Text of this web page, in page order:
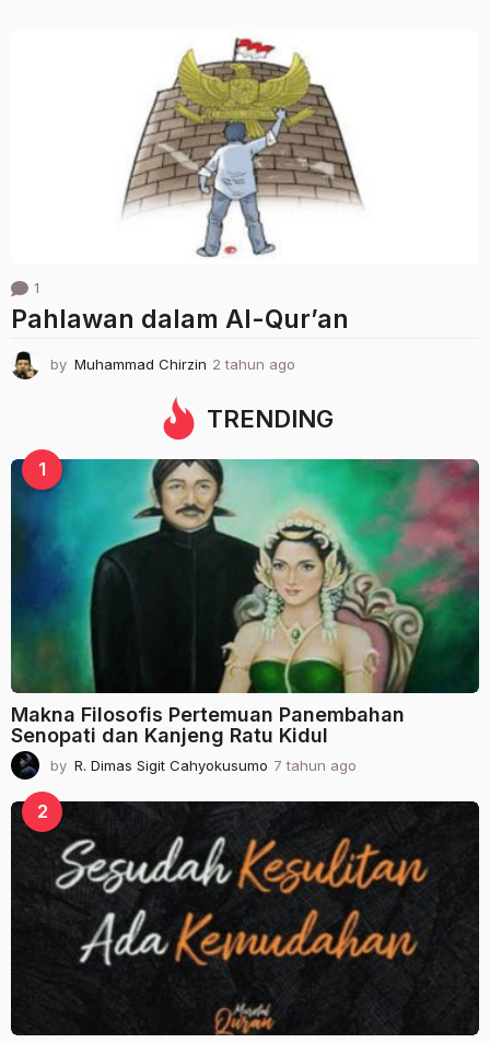
u
n
a
g
o
1
Pahlawan dalam Al-Qur’an
by Muhammad Chirzin 2 tahun ago
h
a
g
o
TRENDING
1
Makna Filosofis Pertemuan Panembahan
Senopati dan Kanjeng Ratu Kidul
by R. Dimas Sigit Cahyokusumo 7 tahun ago
a
u
n
a
o
2